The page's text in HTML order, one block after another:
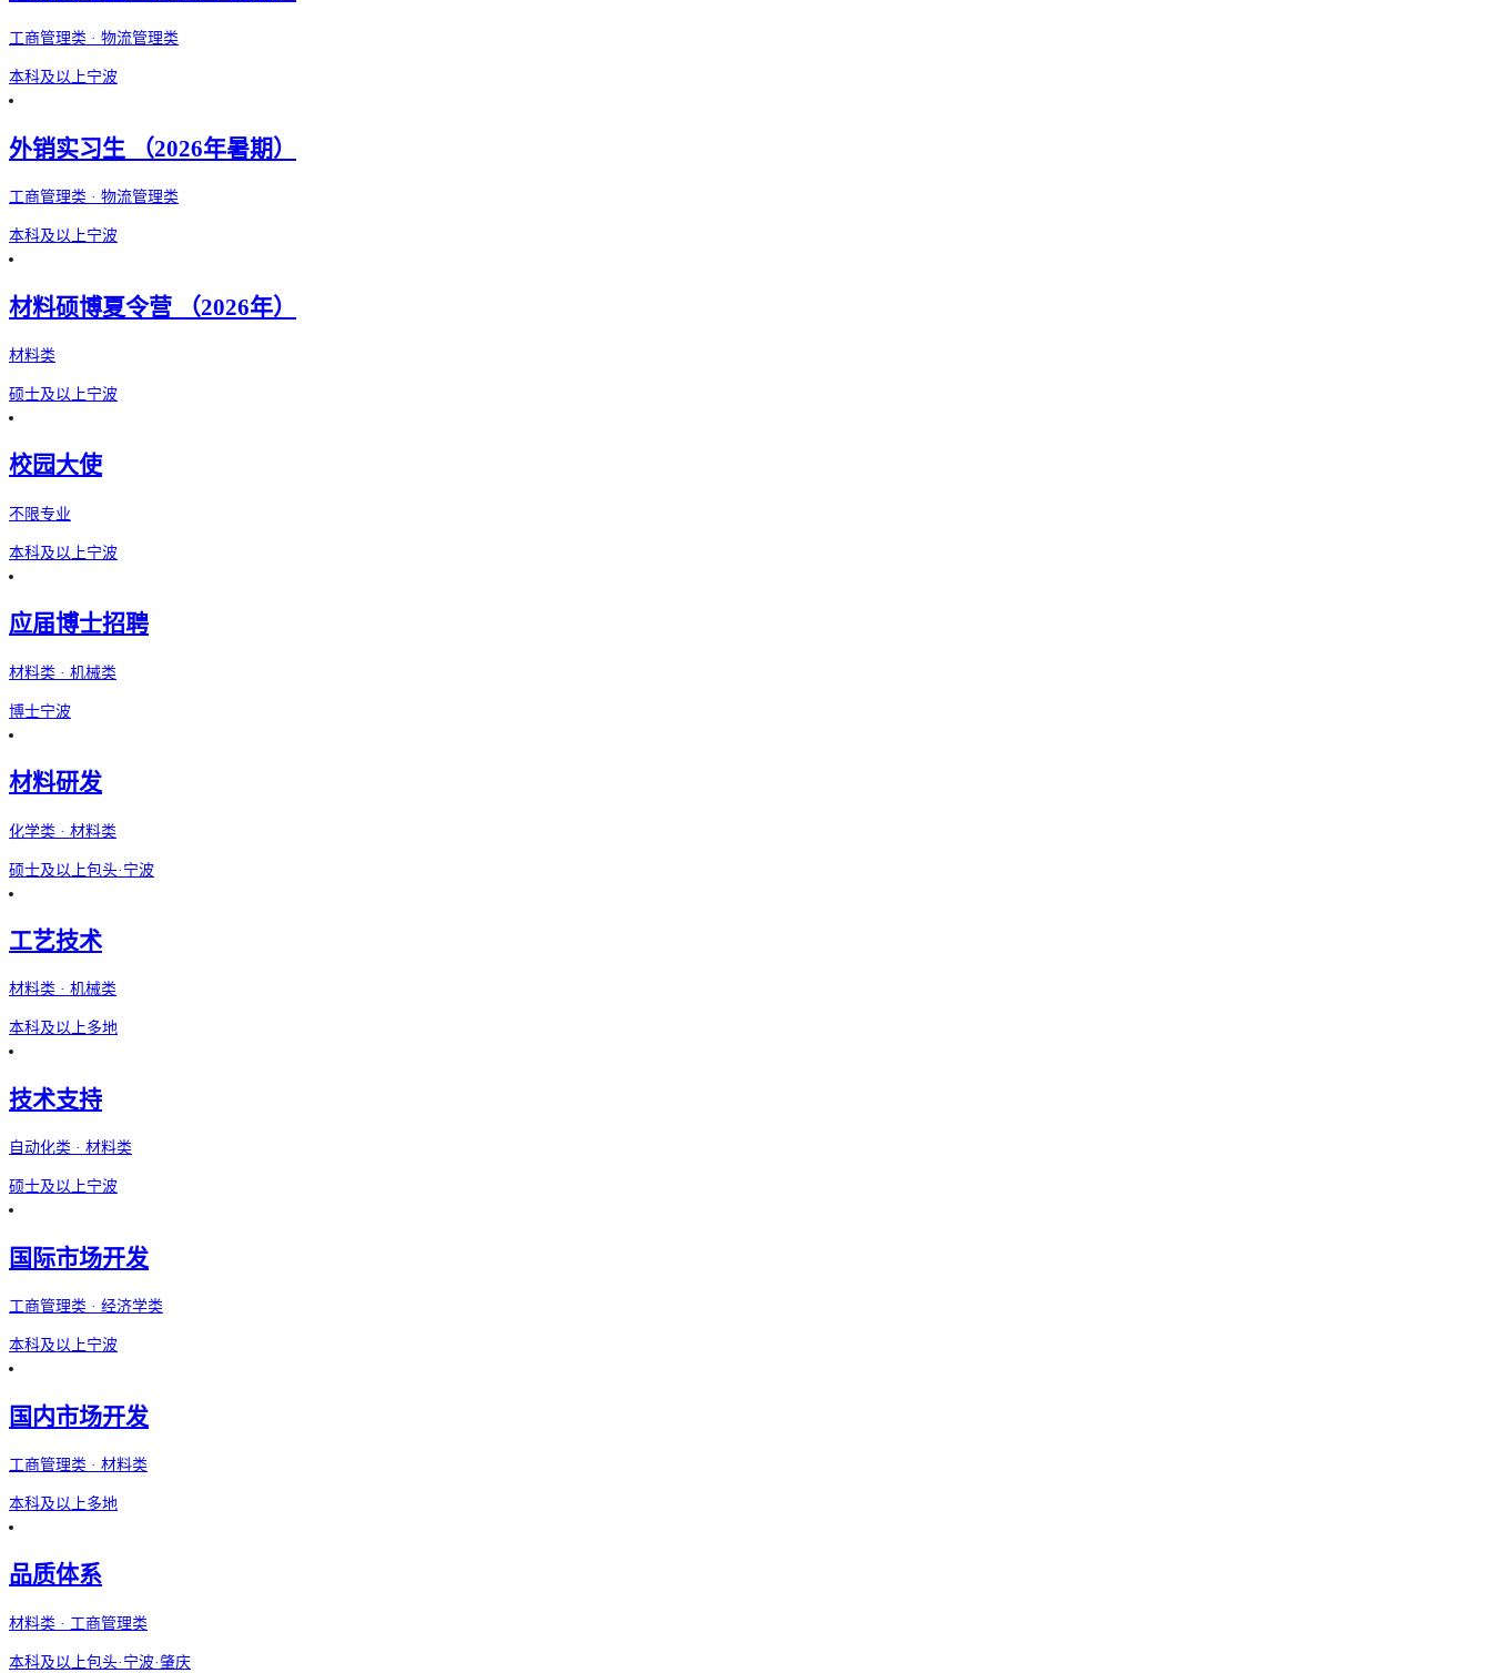
工商管理类 · 物流管理类
本科及以上宁波
外销实习生 （2026年暑期）
工商管理类 · 物流管理类
本科及以上宁波
材料硕博夏令营 （2026年）
材料类
硕士及以上宁波
校园大使
不限专业
本科及以上宁波
应届博士招聘
材料类 · 机械类
博士宁波
材料研发
化学类 · 材料类
硕士及以上包头·宁波
工艺技术
材料类 · 机械类
本科及以上多地
技术支持
自动化类 · 材料类
硕士及以上宁波
国际市场开发
工商管理类 · 经济学类
本科及以上宁波
国内市场开发
工商管理类 · 材料类
本科及以上多地
品质体系
材料类 · 工商管理类
本科及以上包头·宁波·肇庆